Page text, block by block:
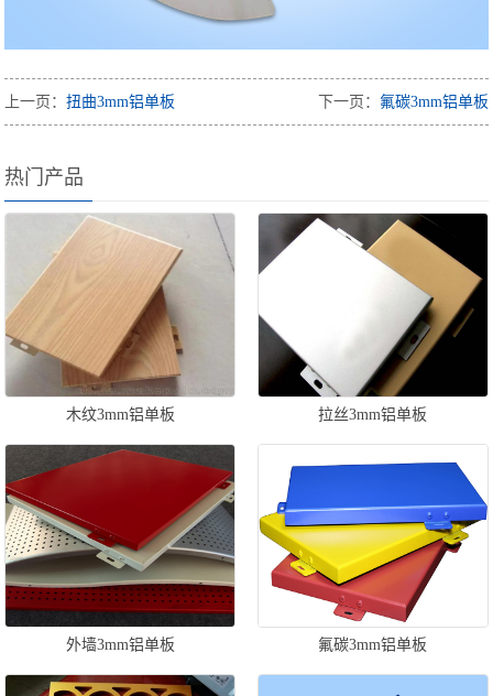
上一页：扭曲3mm铝单板 下一页： 氟碳3mm铝单板
热门产品
木纹3mm铝单板 拉丝3mm铝单板
外墙3mm铝单板 氟碳3mm铝单板